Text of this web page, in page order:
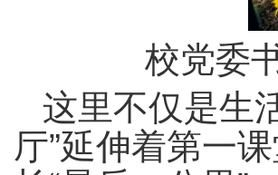
校党委
这里不仅是生
厅”延伸着第一